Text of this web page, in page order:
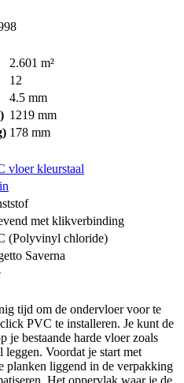
2.601 m²
12
4.5 mm
1219 mm
178 mm
vloer kleurstaal
met klikverbinding
(Polyvinyl chloride)
Saverna
tijd om de ondervloer voor te
PVC te installeren. Je kunt de
je bestaande harde vloer zoals
leggen. Voordat je start met
planken liggend in de verpakking